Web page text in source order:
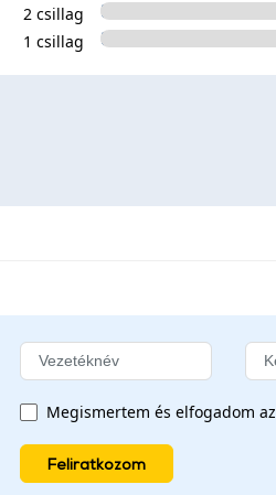
2 csillag
1 csillag
Megismertem és elfogadom az
Feliratkozom